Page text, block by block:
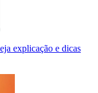
explicação e dicas